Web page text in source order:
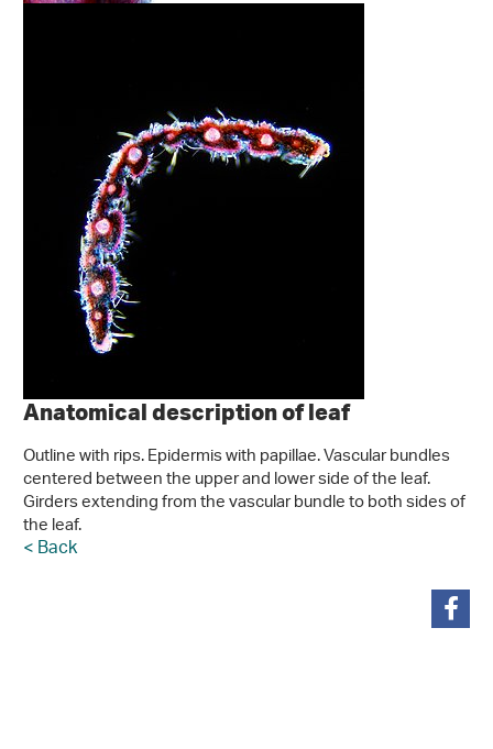
Anatomical description of leaf
Outline with rips. Epidermis with papillae. Vascular bundles
centered between the upper and lower side of the leaf.
Girders extending from the vascular bundle to both sides of
the leaf.
< Back